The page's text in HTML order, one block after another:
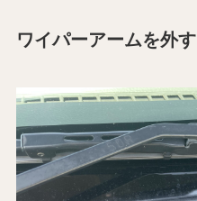
ワイパーアームを外す